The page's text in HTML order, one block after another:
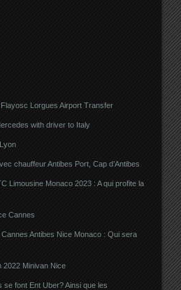
Lorgues Airport Transfer
with driver to Italy
chauffeur Antibes Port, Cap d’Antibes
Limousine Monaco 2023 : A qui profite la
Cannes
Antibes Nice Monaco : Qui sera
2022 Minivan Nice
se font Ent Uber? Ainsi que les